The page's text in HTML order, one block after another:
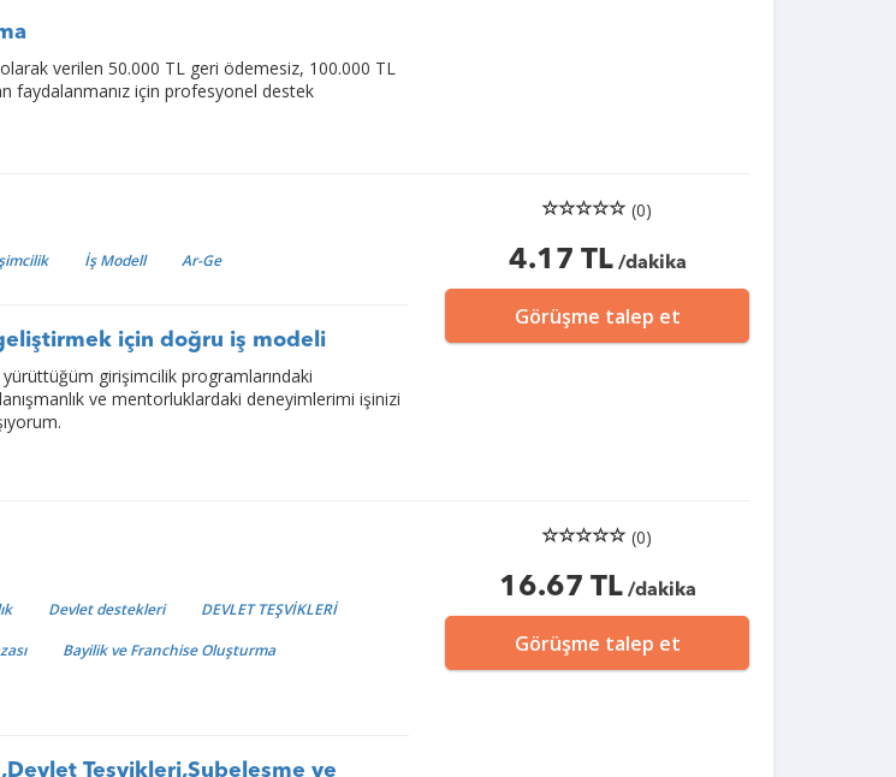
verilen 50.000 TL geri ödemesiz, 100.000 TL
faydalanmanız için profesyonel destek
İş Modell Ar-Ge
için doğru iş modeli
girişimcilik programlarındaki
ve mentorluklardaki deneyimlerimi işinizi
(0)
4.17 TL/dakika
Görüşme talep et
Devlet destekleri
DEVLET TEŞVİKLERİ
Bayilik ve Franchise Oluşturma
Teşvikleri,Şubeleşme ve
(0)
16.67 TL/dakika
Görüşme talep et